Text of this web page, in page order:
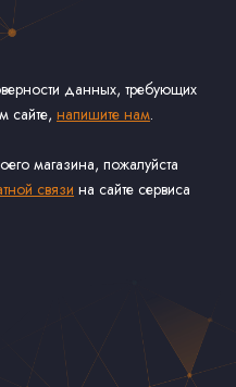
данных, требующих
сайте, напишите нам.
магазина, пожалуйста
связи на сайте сервиса